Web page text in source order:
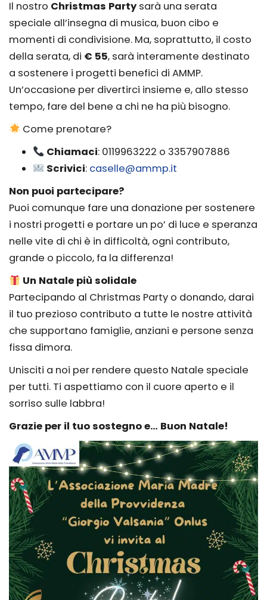
Il nostro Christmas Partysarà una serata
speciale all’insegna di musica, buon cibo e
momenti di condivisione. Ma, soprattutto, il costo
della serata, di € 55, sarà interamente destinato
a sostenere i progetti benefici di AMMP.
Un’occasione per divertirci insieme e, allo stesso
tempo, fare del bene a chi ne ha più bisogno.
Come prenotare?
Chiamaci: 0119963222 o 3357907886
Scrivici: caselle@ammp.it
Non puoi partecipare?
Puoi comunque fare una donazione per sostenere
i nostri progetti e portare un po’ di luce e speranza
nelle vite di chi è in difficoltà, ogni contributo,
grande o piccolo, fa la differenza!
Un Natale più solidale
Partecipando al Christmas Party o donando, darai
il tuo prezioso contributo a tutte le nostre attività
che supportano famiglie, anziani e persone senza
fissa dimora.
Unisciti a noi per rendere questo Natale speciale
per tutti. Ti aspettiamo con il cuore aperto e il
sorriso sulle labbra!
Grazie per il tuo sostegno e… Buon Natale!